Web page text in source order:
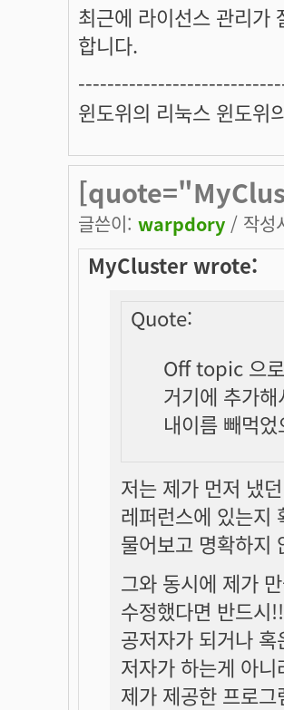
최근에 라이선스 관리가
합니다.
윈도위의 리눅스 윈도위
글쓴이: warpdory / 작성
MyCluster wrote:
Quote:
Off topic 으
거기에 추가
내이름 빼먹
저는 제가 먼저 냈
레퍼런스에 있는지
물어보고 명확하지
그와 동시에 제가
수정했다면 반드
공저자가 되거나
저자가 하는게 아
제가 제공한 프로